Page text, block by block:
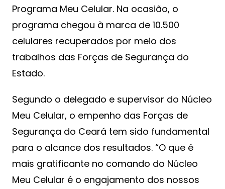
Programa Meu Celular. Na ocasião, o
programa chegou à marca de 10.500
celulares recuperados por meio dos
trabalhos das Forças de Segurança do
Estado.
Segundo o delegado e supervisor do Núcleo
Meu Celular, o empenho das Forças de
Segurança do Ceará tem sido fundamental
para o alcance dos resultados. “O que é
mais gratificante no comando do Núcleo
Meu Celular é o engajamento dos nossos